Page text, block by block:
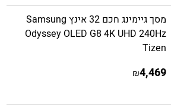
מסך גיימינג חכם 32 אינץ Samsung
Odyssey OLED G8 4K UHD 240Hz
Tizen
4,469
₪